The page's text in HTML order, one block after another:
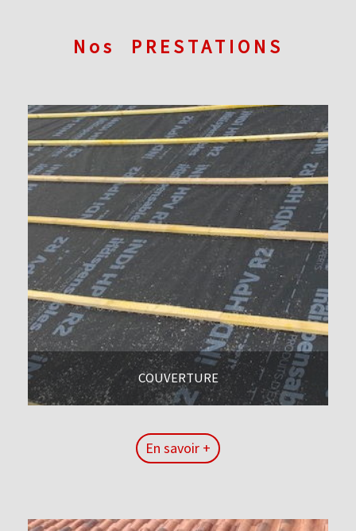
Nos PRESTATIONS
COUVERTURE
En savoir +